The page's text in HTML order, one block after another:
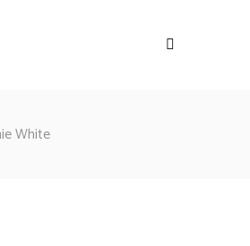
White